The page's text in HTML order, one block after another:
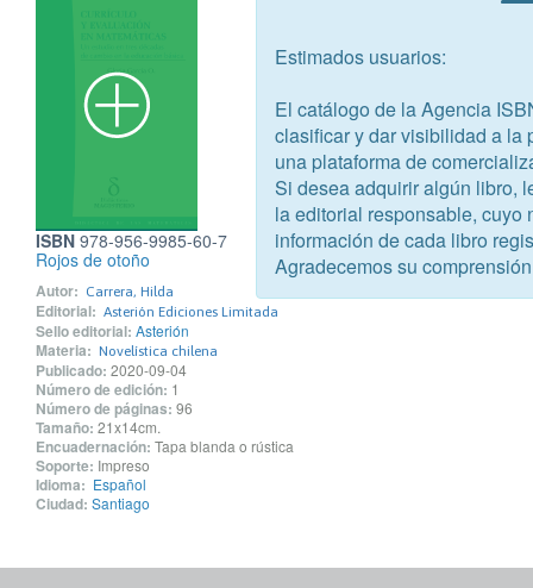
ISBN 978-956-9985-60-7
Rojos de otoño
Autor: Carrera, Hilda
Editorial: Asterión Ediciones Limitada
Sello editorial: Asterión
Materia: Novelística chilena
Publicado: 2020-09-04
Número de edición: 1
Número de páginas: 96
Tamaño: 21x14cm.
Encuadernación: Tapa blanda o rústica
Soporte: Impreso
Idioma: Español
Ciudad: Santiago
Estimados usuarios:
El catálogo de la Agencia
clasificar y dar visibilidad a la
una plataforma de
Si desea adquirir algún libro,
la editorial responsable, cuyo
información de cada libro
Agradecemos su